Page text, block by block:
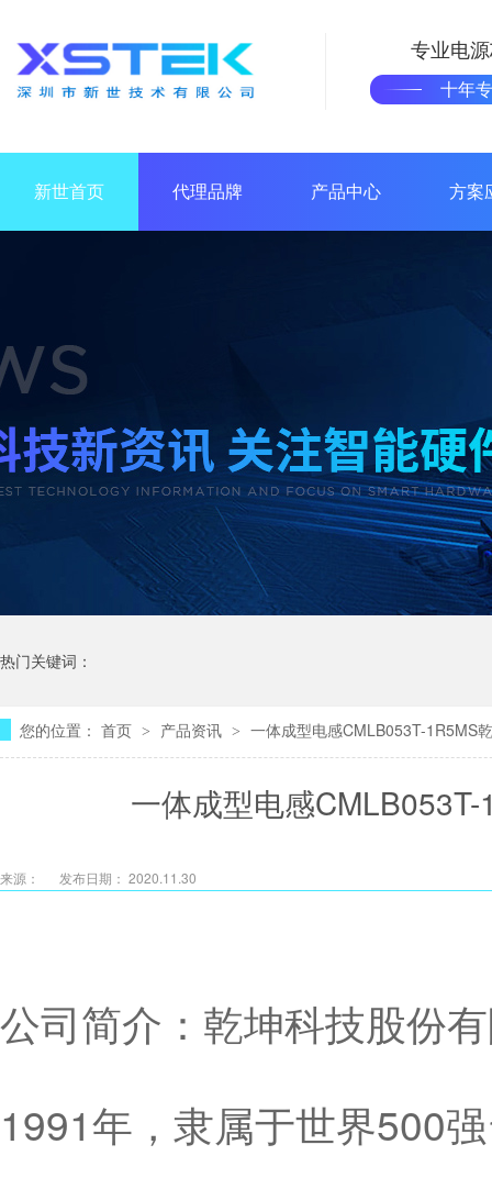
专业电
十年
新世首页 代理品牌 产品中心 方案
热门关键词：
您的位置： 首页 > 产品资讯 > 一体成型电感CMLB053T-
一体成型电感
来源： 发布日期： 2020.11.30
公司简介：乾坤科技股份
1991年，隶属于世界500